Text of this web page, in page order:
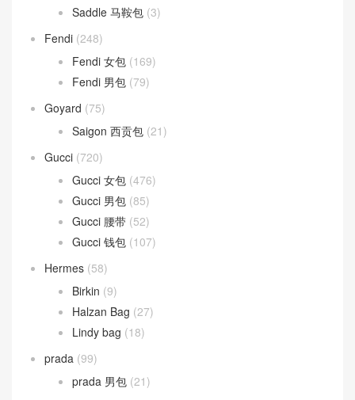
Saddle 马鞍包 (3)
Fendi (248)
Fendi 女包 (169)
Fendi 男包 (79)
Goyard (75)
Saigon 西贡包 (21)
Gucci (720)
Gucci 女包 (476)
Gucci 男包 (85)
Gucci 腰带 (52)
Gucci 钱包 (107)
Hermes (58)
Birkin (9)
Halzan Bag (27)
Lindy bag (18)
prada (99)
prada 男包 (21)